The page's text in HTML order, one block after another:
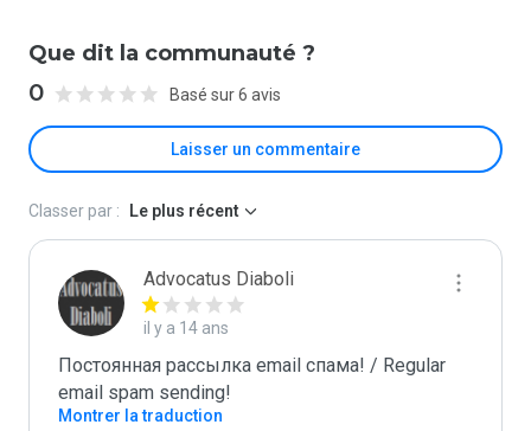
Que dit la communauté ?
0 Basé sur 6 avis
Laisser un commentaire
Classer par : Le plus récent
Advocatus Diaboli
il y a 14 ans
Постоянная рассылка email спама! / Regular
email spam sending!
Montrer la traduction